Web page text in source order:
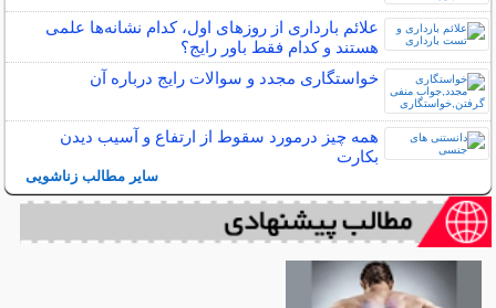
علائم بارداری از روزهای اول، کدام نشانه‌ها علمی
هستند و کدام فقط باور رایج؟
خواستگاری مجدد و سوالات رایج درباره آن
همه چیز درمورد سقوط از ارتفاع و آسیب دیدن
بکارت
سایر مطالب زناشویی